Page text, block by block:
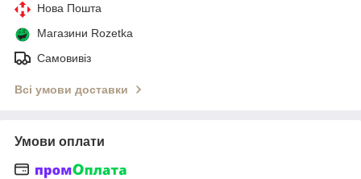
Нова Пошта
Магазини Rozetka
Самовивіз
Всі умови доставки
Умови оплати